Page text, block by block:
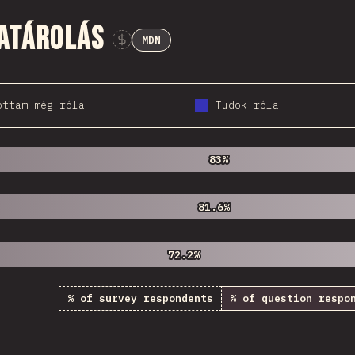
MDN
még róla Tudok róla
83%
83%
81.6%
81.6%
72.2%
72.2%
% of survey respondents % of question